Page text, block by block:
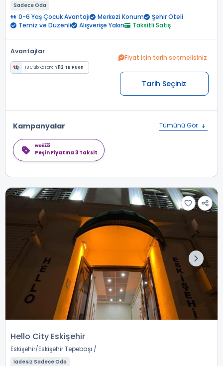
Sadece Oda
0-6 Yaş Çocuk Avantajı Merkezi Konum
Şehir Oteli
Temiz ve Düzenli
Alışverişe Yakın Taksitli Satış
Avantajlar
TB Club Kazancın112 TB Puan
Fiyat için tarih seçmelisiniz
Tarih Seçiniz
Kampanyalar Tümünü Gör
Peşin Fiyatına 3 Taksit
Hello City Eskişehir
Eskişehir Eskişehir Tepebaşı
İadesiz Sadece Oda